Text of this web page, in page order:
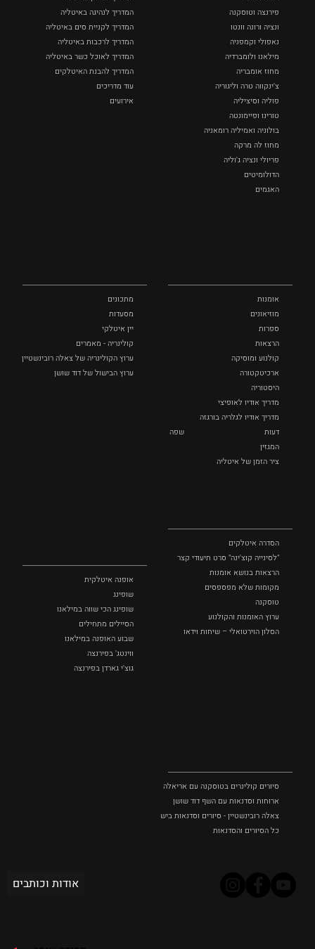
פירנצה וטוסקנה ‏
ונציה ורונה וונטו
נאפולי‏ וקמפניה
מילאנו ולומברדיה
מחוז אומבריה
צ'ינקווה טרה וליגוריה
פוליה וסיציליה ‏
טורינו ופיימונטה
בולוניה ואמיליה רומאניה
מחוז לה מרקה
פריולי ונציה ג'וליה
הדולומיטים
האגמים
המדריך לנהיגה באיטליה
המדריך לקניית סים באיטליה
המדריך לרכבות באיטליה
המדריך לאוכל כשר באיטליה
המדריך להבנת האיטלקים
עוד מדריכים
אירועים
אומנות
מוזיאונים
ספרות
הרצאות
קולנוע ומוסיקה
ארכיטקטורה
היסטוריה
מדריך אודיו לאופיצי
מדריך אודיו לגלריה בורגזה
דעות
שפה
המגזין
ציר הזמן של איטליה
מתכונים
מסעדות
יין איטלקי
קולינריה - מאמרים
ערוץ הקולינריה של צאלה רובינשטיין
ערוץ הבישול של דוד שושן
הסדרה איטלקים
"לסינייה קוצ'ינה" סרט תיעודי קצר
הרצאות בנושא אומנות
מקומות שלא מפספסים
טוסקנה
ערוץ האומנות והקולנוע
הסלון הוירטואלי – שיחות וידאו
אופנה איטלקית
שופינג
שופינג הכי שווה במילאנו
הסיילים מתחילים
שבוע האופנה במילאנו
ווינטג' בפירנצה
גוצ'י גארדן בפירנצה
סיורים קולינרים בטוסקנה עם אריאלה בנקיר
ארוחות וסדנאות עם השף דוד שושן
צאלה רובינשטיין - סיורים וסדנאות בישול בטוסקנה
כל הסיורים והסדנאות
אודות וכותבים